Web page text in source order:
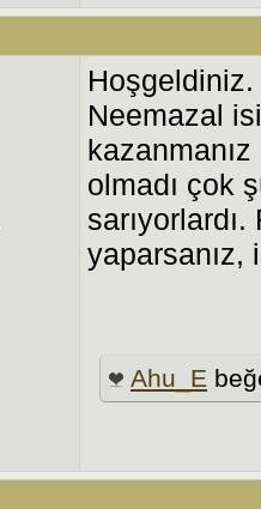
Hoşgeldiniz.
Neemazal
olmadı çok
yaparsanız,
Ahu_E